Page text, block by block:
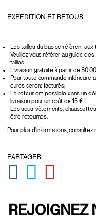
EXPÉDITION ET RETOUR
Les tailles du bas se réfèrent aux
Veuillez vous référer au guide
tailles.
Livraison gratuite à partir de
Pour toute commande inférieure
euros seront facturés;
Le retour est possible dans un
livraison pour un coût de 15 €
Les sous-vêtements,
être retournés.
Pour plus d'informations, consultez
PARTAGER
REJOIGNEZ